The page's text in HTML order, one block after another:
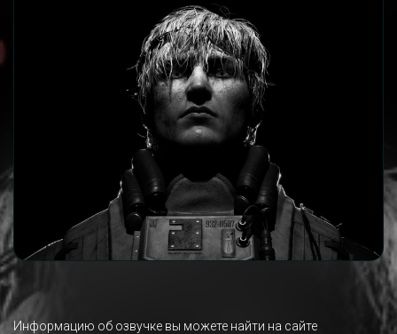
Информацию об озвучке вы можете найти на сайте